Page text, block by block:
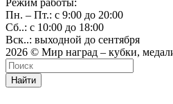
Режим работы:
Пн. – Пт.: с 9:00 до 20:00
Сб..: с 10:00 до 18:00
Вск..: выходной до сентября
2026 © Мир наград – кубки,
Найти